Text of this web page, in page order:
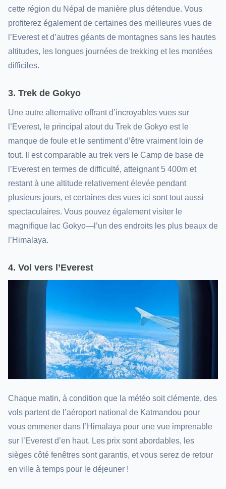
cette région du Népal de manière plus détendue. Vous
profiterez également de certaines des meilleures vues de
l’Everest et d’autres géants de montagnes sans les hautes
altitudes, les longues journées de trekking et les montées
difficiles.
3. Trek de Gokyo
Une autre alternative offrant d’incroyables vues sur
l’Everest, le principal atout du Trek de Gokyo est le
manque de foule et le sentiment d’être vraiment loin de
tout. Il est comparable au trek vers le Camp de base de
l’Everest en termes de difficulté, atteignant 5 400m et
restant à une altitude relativement élevée pendant
plusieurs jours, et certaines des vues ici sont tout aussi
spectaculaires. Vous pouvez également visiter le
magnifique lac Gokyo—l’un des endroits les plus beaux de
l’Himalaya.
4. Vol vers l’Everest
Chaque matin, à condition que la météo soit clémente, des
vols partent de l’aéroport national de Katmandou pour
vous emmener dans l’Himalaya pour une vue imprenable
sur l’Everest d’en haut. Les prix sont abordables, les
sièges côté fenêtres sont garantis, et vous serez de retour
en ville à temps pour le déjeuner !